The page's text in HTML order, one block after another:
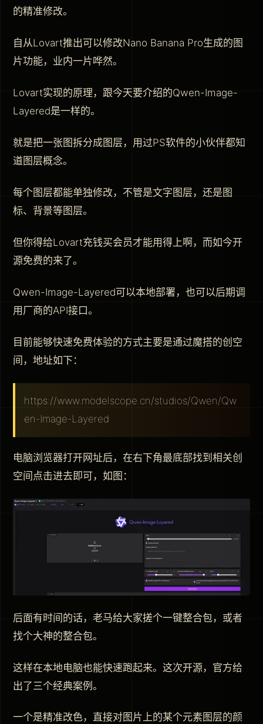
的精准修改。
自从Lovart推出可以修改Nano Banana Pro生成的图
片功能，业内一片哗然。
Lovart实现的原理，跟今天要介绍的Qwen-Image-
Layered是一样的。
就是把一张图拆分成图层，用过PS软件的小伙伴都知
道图层概念。
每个图层都能单独修改，不管是文字图层，还是图
标、背景等图层。
但你得给Lovart充钱买会员才能用得上啊，而如今开
源免费的来了。
Qwen-Image-Layered可以本地部署，也可以后期调
用厂商的API接口。
目前能够快速免费体验的方式主要是通过魔搭的创空
间，地址如下：
https://www.modelscope.cn/studios/Qwen/Qw
en-Image-Layered
电脑浏览器打开网址后，在右下角最底部找到相关创
空间点击进去即可，如图：
后面有时间的话，老马给大家搓个一键整合包，或者
找个大神的整合包。
这样在本地电脑也能快速跑起来。这次开源，官方给
出了三个经典案例。
一个是精准改色，直接对图片上的某个元素图层的颜